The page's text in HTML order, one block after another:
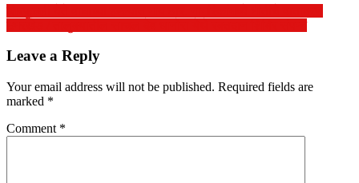
Leave a Reply
Your email address will not be published. Required fields are
marked *
Comment *